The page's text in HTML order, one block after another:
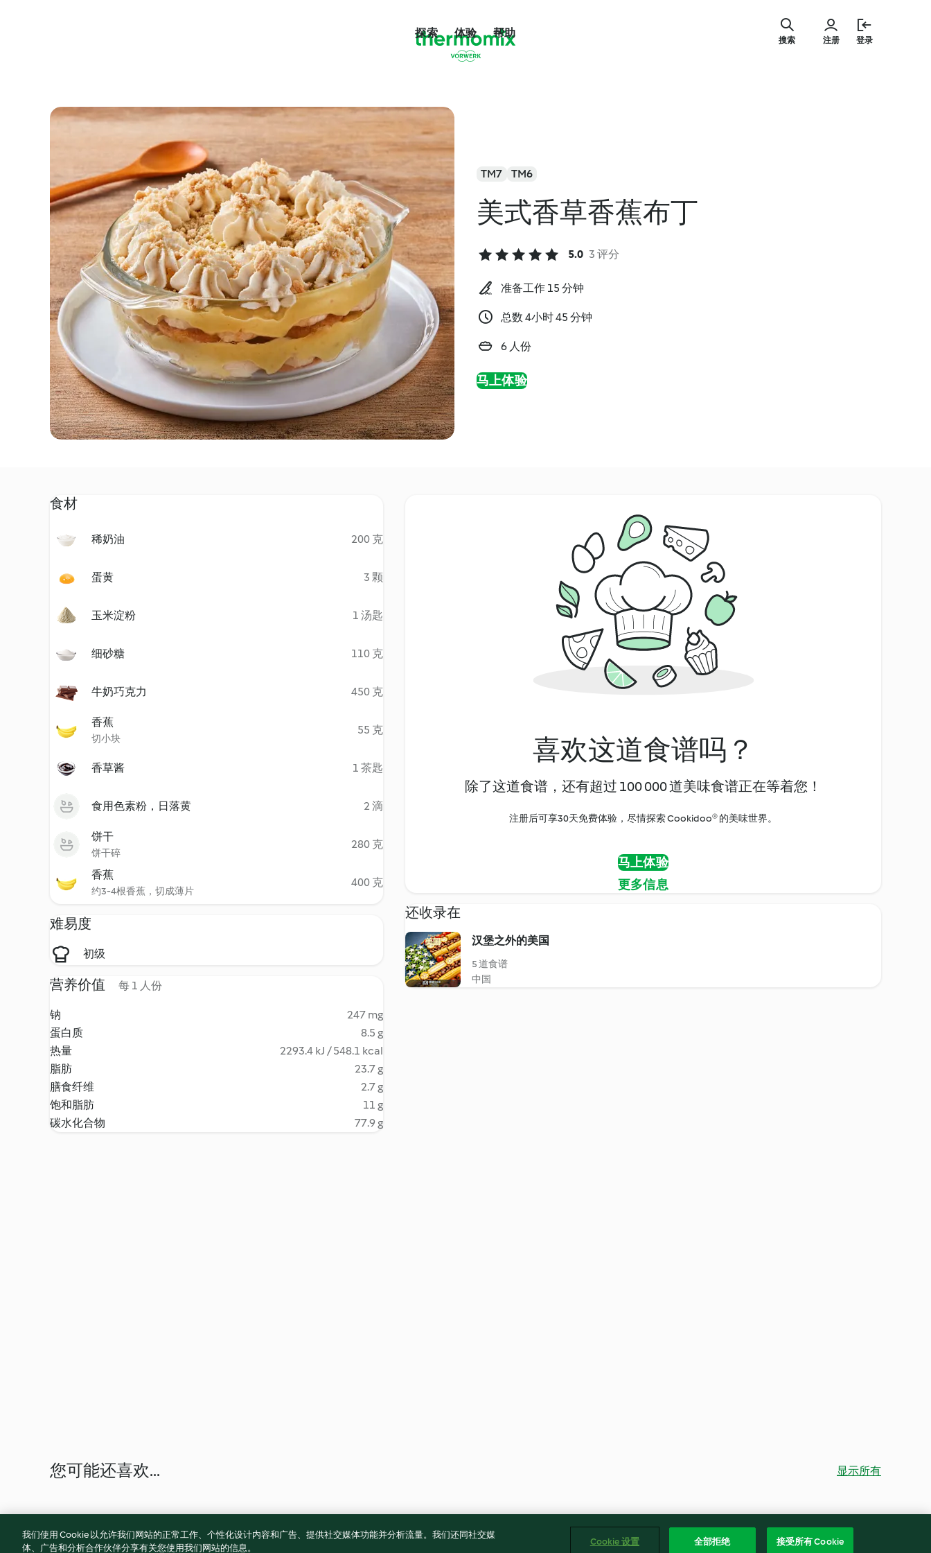
探索 体验 帮助
注册 登录
搜索
TM7 TM6
美式香草香蕉布丁
5.0 3 评分
准备工作 15 分钟
总数 4小时 45 分钟
6 人份
马上体验
食材
稀奶油 200 克
蛋黄 3 颗
玉米淀粉 1 汤匙
细砂糖 110 克
牛奶巧克力 450 克
香蕉
切小块
55 克
香草酱 1 茶匙
食用色素粉，日落黄 2 滴
饼干
饼干碎
280 克
香蕉
约3-4根香蕉，切成薄片
400 克
难易度
初级
营养价值 每 1 人份
钠
247 mg
蛋白质
8.5 g
热量
2293.4 kJ / 548.1 kcal
脂肪
23.7 g
膳食纤维
2.7 g
饱和脂肪
11 g
碳水化合物
77.9 g
喜欢这道食谱吗？
除了这道食谱，还有超过 100 000 道美味食谱正在等着您！
注册后可享30天免费体验，尽情探索 Cookidoo® 的美味世界。
马上体验
更多信息
还收录在
汉堡之外的美国
5 道食谱
中国
您可能还喜欢... 显示所有
我们使用 Cookie 以允许我们网站的正常工作、个性化设计内容和广告、提供社交媒体功能并分析流量。我们还同社交媒
体、广告和分析合作伙伴分享有关您使用我们网站的信息。
Cookie 设置 全部拒绝 接受所有 Cookie